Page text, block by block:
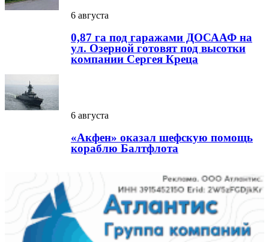
6 августа
0,87 га под гаражами ДОСААФ на
ул. Озерной готовят под высотки
компании Сергея Креца
6 августа
«Акфен» оказал шефскую помощь
кораблю Балтфлота